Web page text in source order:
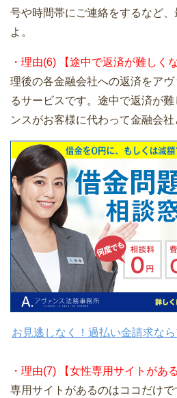
号や時間帯にご連絡をするなど
よ。
・理由(6) 【途中で返済が難しく
理後の各金融会社への返済をア
るサービスです。途中で返済が
ンスがお客様に代わって金融会社
お見逃しなく！過払い金請求な
・理由(7) 【女性専用サイトがある
専用サイトがあるのはココだけ